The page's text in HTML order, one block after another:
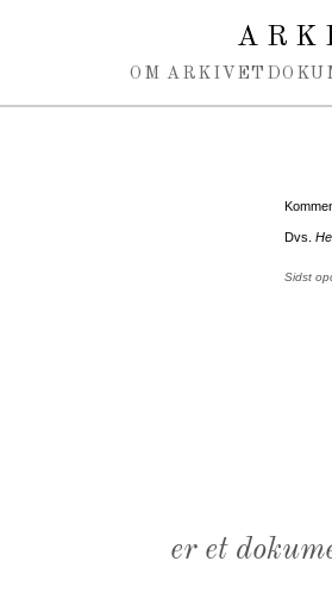
OM ARKIVET
Dvs.
Sidst
er et